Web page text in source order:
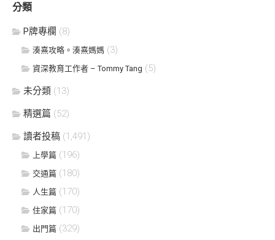
分類
P牌專欄 (8)
湊熹攻略。湊熹媽媽 (3)
資深教育工作者 – Tommy Tang (5)
未分類 (13)
精選篇 (52)
讀者投稿 (1,491)
上學篇 (196)
交通篇 (180)
人生篇 (170)
住家篇 (170)
出門篇 (329)